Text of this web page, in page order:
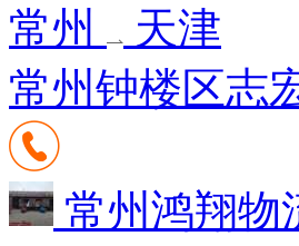
常州
天津
常州钟楼区志
常州鸿翔物